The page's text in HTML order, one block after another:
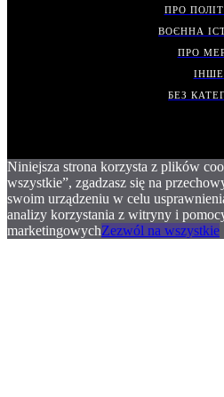
ПРО
ВОЄННА
ПРО
ІНШЕ
БЕЗ
Niniejsza strona korzysta z plików
wszystkie”, zgadzasz się na
swoim urządzeniu w celu
analizy korzystania z witryny i
marketingowychZezwól na wszystkie